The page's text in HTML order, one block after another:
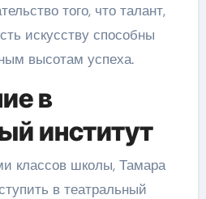
того, что талант,
искусству способны
высотам успеха.
в
институт
классов школы, Тамара
в театральный